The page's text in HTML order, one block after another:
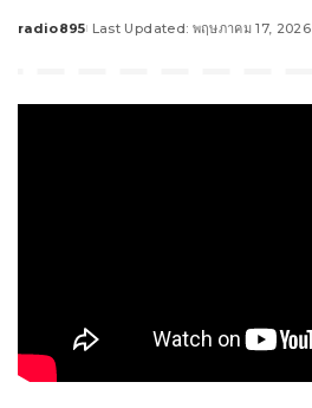
Posted
radio895 Last Updated: พฤษภาคม 17, 2026